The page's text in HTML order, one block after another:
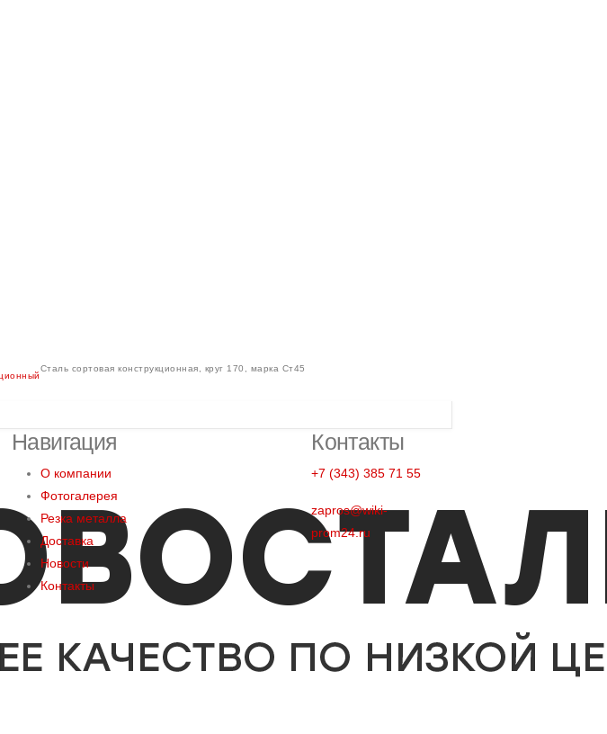
Сталь сортовая конструкционная, круг 170, марка Ст45
Навигация
О компании
Фотогалерея
Резка металла
Доставка
Новости
Контакты
Контакты
+7 (343) 385 71 55
zapros@wiki-
prom24.ru